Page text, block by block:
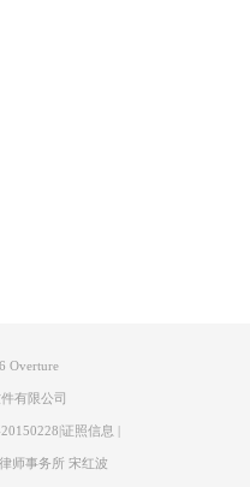
Overture
有限公司
|证照信息 |
师事务所 宋红波